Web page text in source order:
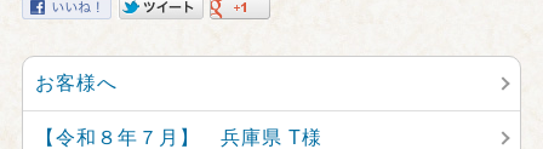
お客様へ
【令和８年７月】 兵庫県 T様